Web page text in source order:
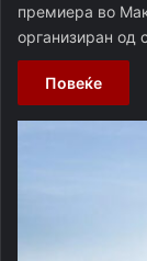
премиера во
организиран од
Повеќе